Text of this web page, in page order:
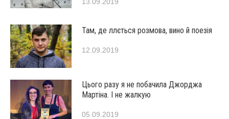
Там, де ллється розмова, вино й поезія
12.09.2019
Цього разу я не побачила Джорджа
Мартіна. І не жалкую
05.09.2019